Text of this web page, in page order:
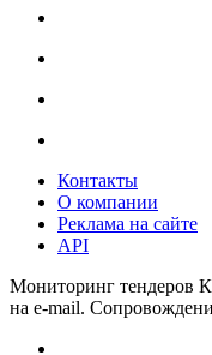
Контакты
О компании
Реклама на сайте
API
Мониторинг тендеров
на e-mail.